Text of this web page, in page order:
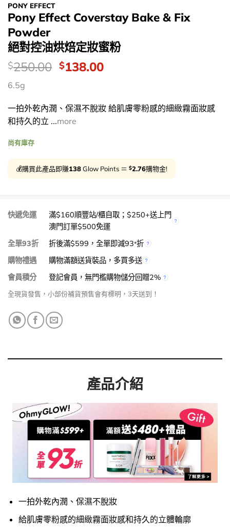
PONY EFFECT
Pony Effect Coverstay Bake & Fix
Powder
絕對控油烘焙定妝蜜粉
價
錢：
$250.00 Original
$250.00.
$138.00Current
$138.00.
6.5g
一拍外乾內潤、保濕不脫妝 給肌膚零粉感的細緻霧面妝感
和持久的立 ...more
尚有庫存
💰購買此產品即賺138Glow Points ＝ $2.76購物金!
快遞免運
滿$160順豐站/櫃自取；$250+送上門
澳門訂單$500免運
全單93折
折後滿$599，全單即減93*折
購物禮遇
購物滿額送貨裝品，多買多送
會員積分
登記會員，無門檻購物儲分回贈2%
全現貨發售，小部份補貨預售會有標明，3天送到！
產品介紹
一拍外乾內潤、保濕不脫妝
給肌膚零粉感的細緻霧面妝感和持久的立體輪廓